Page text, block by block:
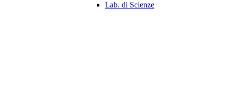
Lab. di Scienze